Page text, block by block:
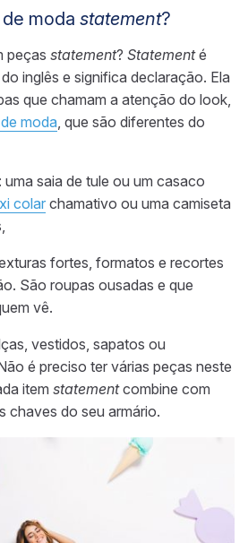
moda statement?
peças statement? Statementé
inglês e significa declaração. Ela
que chamam a atenção do look,
moda, que são diferentes do
saia de tule ou um casaco
colar chamativo ou uma camiseta
fortes, formatos e recortes
São roupas ousadas e que
vê.
vestidos, sapatos ou
é preciso ter várias peças neste
item statementcombine com
chaves do seu armário.